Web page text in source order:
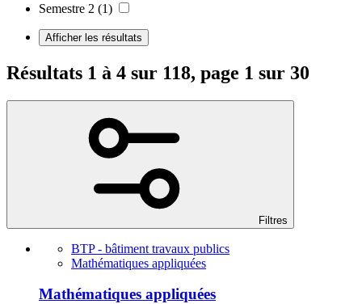
Semestre 2 (1)
Afficher les résultats
Résultats 1 à 4 sur 118, page 1 sur 30
Filtres
BTP - bâtiment travaux publics
Mathématiques appliquées
Mathématiques appliquées